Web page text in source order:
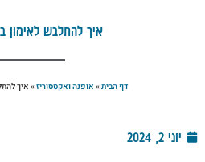
איך להתלבש לאימון
דף הבית» אופנה ואקססוריז» איך
יוני 2, 2024